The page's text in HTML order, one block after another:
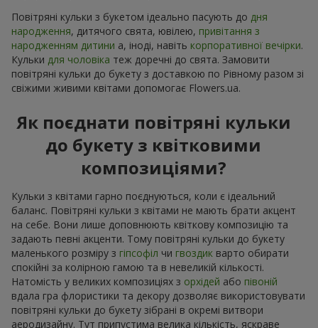
Повітряні кульки з букетом ідеально пасують до дня
народження, дитячого свята, ювілею, привітання з
народженням дитини а, іноді, навіть корпоративної вечірки.
Кульки для чоловіка теж доречні до свята. Замовити
повітряні кульки до букету з доставкою по Рівному разом зі
свіжими живими квітами допомогає Flowers.ua.
Як поєднати повітряні кульки
до букету з квітковими
композиціями?
Кульки з квітами гарно поєднуються, коли є ідеальний
баланс. Повітряні кульки з квітами не мають брати акцент
на себе. Вони лише доповнюють квіткову композицію та
задають певні акценти. Тому повітряні кульки до букету
маленького розміру з гіпсофіл чи гвоздик варто обирати
спокійні за колірною гамою та в невеликій кількості.
Натомість у великих композиціях з орхідей або півоній
вдала гра флористики та декору дозволяє використовувати
повітряні кульки до букету зібрані в окремі витвори
аеродизайну. Тут припустима велика кількість, яскраве